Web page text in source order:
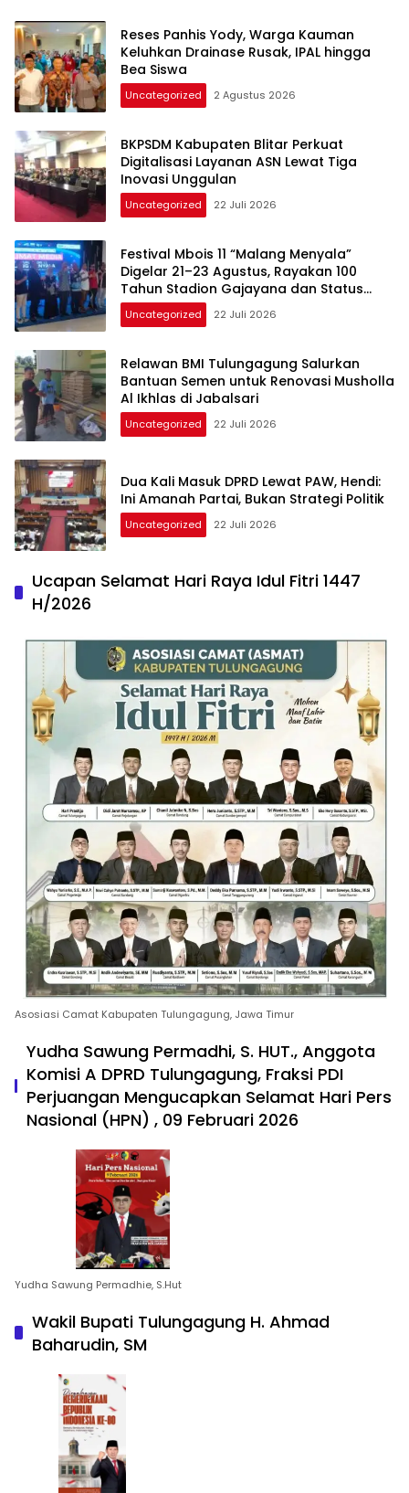
Reses Panhis Yody, Warga Kauman
Keluhkan Drainase Rusak, IPAL hingga
Bea Siswa
Uncategorized 2 Agustus 2026
BKPSDM Kabupaten Blitar Perkuat
Digitalisasi Layanan ASN Lewat Tiga
Inovasi Unggulan
Uncategorized 22 Juli 2026
Festival Mbois 11 “Malang Menyala”
Digelar 21–23 Agustus, Rayakan 100
Tahun Stadion Gajayana dan Status
UNESCO
Uncategorized 22 Juli 2026
Relawan BMI Tulungagung Salurkan
Bantuan Semen untuk Renovasi Musholla
Al Ikhlas di Jabalsari
Uncategorized 22 Juli 2026
Dua Kali Masuk DPRD Lewat PAW, Hendi:
Ini Amanah Partai, Bukan Strategi Politik
Uncategorized 22 Juli 2026
Ucapan Selamat Hari Raya Idul Fitri 1447
H/2026
Asosiasi Camat Kabupaten Tulungagung, Jawa Timur
Yudha Sawung Permadhi, S. HUT., Anggota
Komisi A DPRD Tulungagung, Fraksi PDI
Perjuangan Mengucapkan Selamat Hari Pers
Nasional (HPN) , 09 Februari 2026
Yudha Sawung Permadhie, S.Hut
Wakil Bupati Tulungagung H. Ahmad
Baharudin, SM